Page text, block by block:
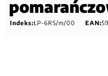
Indeks:ŁP-6RS/m/00 EAN: